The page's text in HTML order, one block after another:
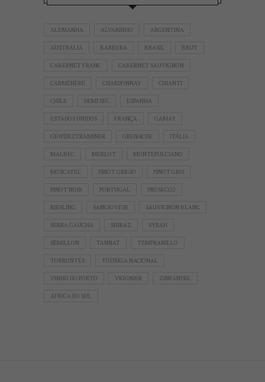
ALEMANHA ALVARINHO ARGENTINA
AUSTRÁLIA BARBERA BRASIL BRUT
CABERNET FRANC CABERNET SAUVIGNON
CARMÉNÈRE CHARDONNAY CHIANTI
CHILE DEMI SEC ESPANHA
ESTADOS UNIDOS FRANÇA GAMAY
GEWÜRZTRAMINER GRENACHE ITÁLIA
MALBEC MERLOT MONTEPULCIANO
MOSCATEL PINOT GRIGIO PINOT GRIS
PINOT NOIR PORTUGAL PROSECCO
RIESLING SANGIOVESE SAUVIGNON BLANC
SERRA GAÚCHA SHIRAZ SYRAH
SÉMILLON TANNAT TEMPRANILLO
TORRONTÉS TOURIGA NACIONAL
VINHO DO PORTO VIOGNIER ZINFANDEL
ÁFRICA DO SUL